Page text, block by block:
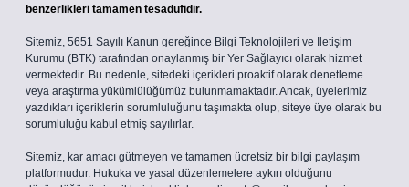
benzerlikleri tamamen tesadüfidir.
Sitemiz, 5651 Sayılı Kanun gereğince Bilgi Teknolojileri ve İletişim
Kurumu (BTK) tarafından onaylanmış bir Yer Sağlayıcı olarak hizmet
vermektedir. Bu nedenle, sitedeki içerikleri proaktif olarak denetleme
veya araştırma yükümlülüğümüz bulunmamaktadır. Ancak, üyelerimiz
yazdıkları içeriklerin sorumluluğunu taşımakta olup, siteye üye olarak bu
sorumluluğu kabul etmiş sayılırlar.
Sitemiz, kar amacı gütmeyen ve tamamen ücretsiz bir bilgi paylaşım
platformudur. Hukuka ve yasal düzenlemelere aykırı olduğunu